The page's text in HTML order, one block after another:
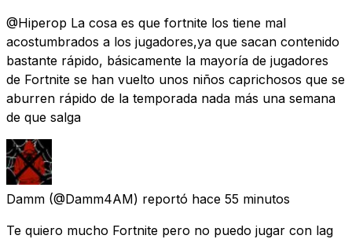
@Hiperop La cosa es que fortnite los tiene mal
acostumbrados a los jugadores,ya que sacan contenido
bastante rápido, básicamente la mayoría de jugadores
de Fortnite se han vuelto unos niños caprichosos que se
aburren rápido de la temporada nada más una semana
de que salga
Damm (@Damm4AM) reportó hace 55 minutos
Te quiero mucho Fortnite pero no puedo jugar con lag